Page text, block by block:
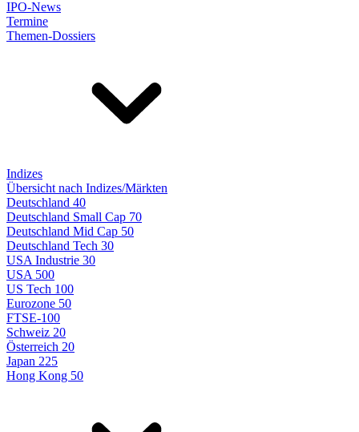
IPO-News
Termine
Themen-Dossiers
Indizes
Übersicht nach Indizes/Märkten
Deutschland 40
Deutschland Small Cap 70
Deutschland Mid Cap 50
Deutschland Tech 30
USA Industrie 30
USA 500
US Tech 100
Eurozone 50
FTSE-100
Schweiz 20
Österreich 20
Japan 225
Hong Kong 50